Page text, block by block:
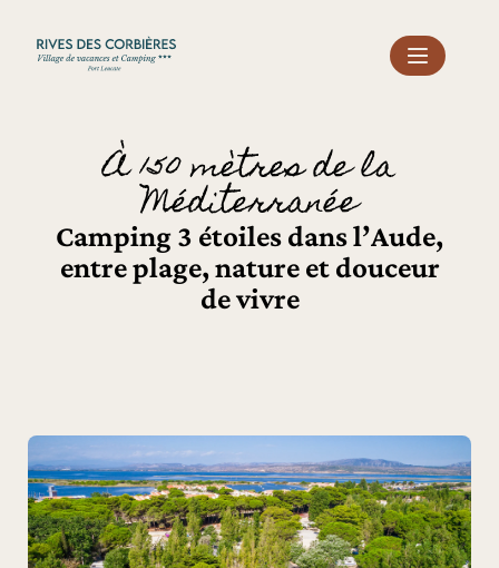
À 150 mètres de la
Méditerranée
Camping 3 étoiles dans l’Aude,
entre plage, nature et douceur
de vivre